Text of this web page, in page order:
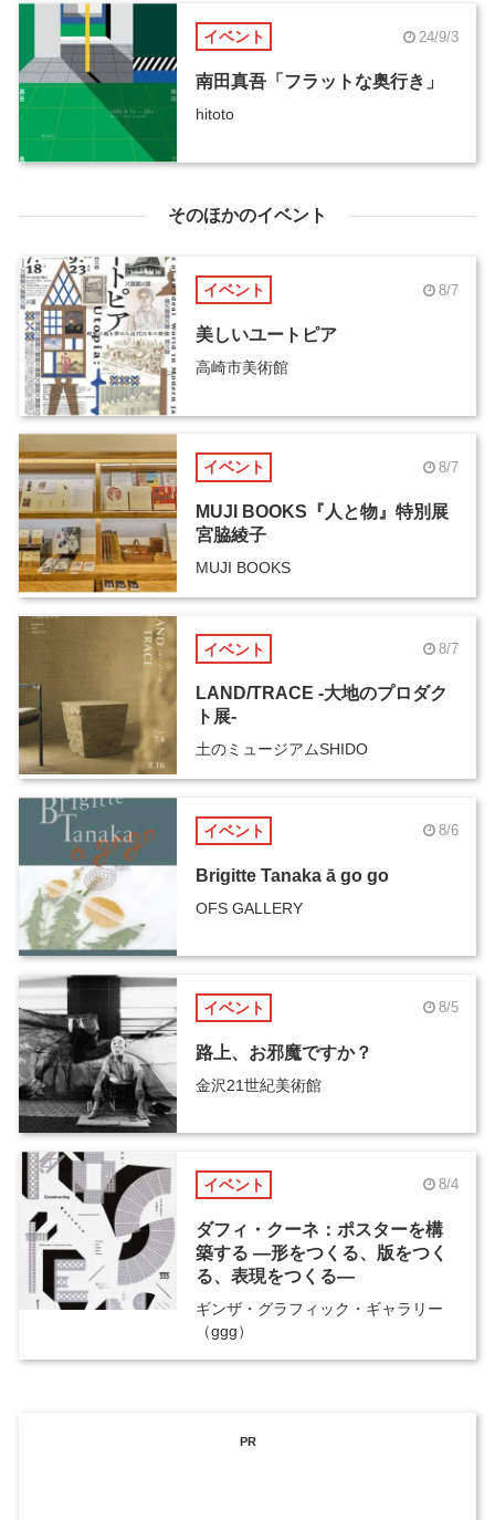
イベント 24/9/3
南田真吾「フラットな奥行き」
hitoto
そのほかのイベント
イベント 8/7
美しいユートピア
高崎市美術館
イベント 8/7
MUJI BOOKS『人と物』特別展
宮脇綾子
MUJI BOOKS
イベント 8/7
LAND/TRACE -大地のプロダク
ト展-
土のミュージアムSHIDO
イベント 8/6
Brigitte Tanaka ā go go
OFS GALLERY
イベント 8/5
路上、お邪魔ですか？
金沢21世紀美術館
イベント 8/4
ダフィ・クーネ：ポスターを構
築する ―形をつくる、版をつく
る、表現をつくる―
ギンザ・グラフィック・ギャラリー
（ggg）
PR